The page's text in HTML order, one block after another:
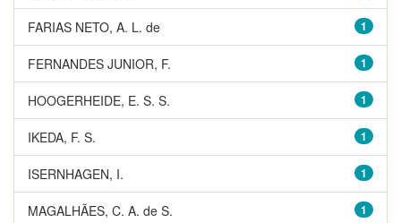
1
FARIAS NETO, A. L. de
1
FERNANDES JUNIOR, F.
1
HOOGERHEIDE, E. S. S.
1
IKEDA, F. S.
1
ISERNHAGEN, I.
1
MAGALHÃES, C. A. de S.